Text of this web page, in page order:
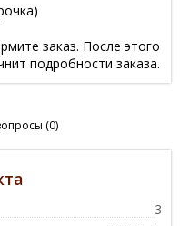
заказ. После этого
подробности заказа.
(0)
3